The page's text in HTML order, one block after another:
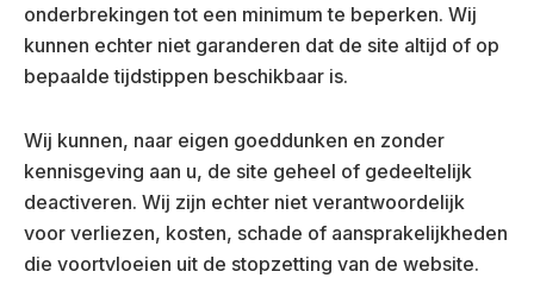
onderbrekingen tot een minimum te beperken. Wij
kunnen echter niet garanderen dat de site altijd of op
bepaalde tijdstippen beschikbaar is.
Wij kunnen, naar eigen goeddunken en zonder
kennisgeving aan u, de site geheel of gedeeltelijk
deactiveren. Wij zijn echter niet verantwoordelijk
voor verliezen, kosten, schade of aansprakelijkheden
die voortvloeien uit de stopzetting van de website.